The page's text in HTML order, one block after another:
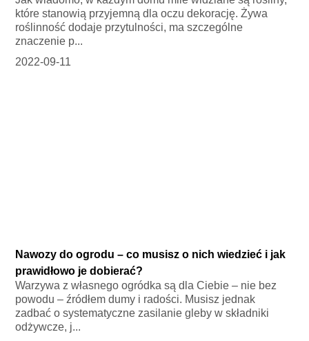
które stanowią przyjemną dla oczu dekorację. Żywa
roślinność dodaje przytulności, ma szczególne
znaczenie p...
2022-09-11
Nawozy do ogrodu – co musisz o nich wiedzieć i jak
prawidłowo je dobierać?
Warzywa z własnego ogródka są dla Ciebie – nie bez
powodu – źródłem dumy i radości. Musisz jednak
zadbać o systematyczne zasilanie gleby w składniki
odżywcze, j...